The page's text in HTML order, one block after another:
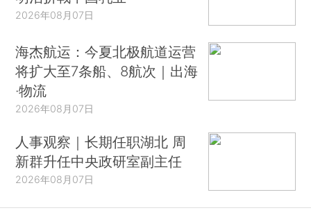
2026年08月07日
海杰航运：今夏北极航道运营
将扩大至7条船、8航次｜出海
·物流
2026年08月07日
人事观察｜长期任职湖北 周
新群升任中央政研室副主任
2026年08月07日